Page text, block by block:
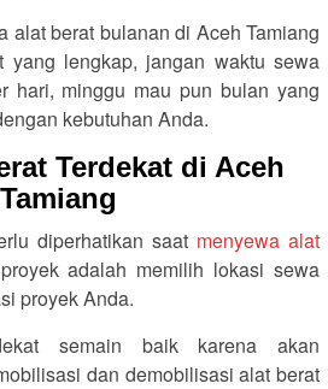
alat berat bulanan di Aceh Tamiang
yang lengkap, jangan waktu sewa
hari, minggu mau pun bulan yang
kebutuhan Anda.
Terdekat di Aceh
Tamiang
diperhatikan saat menyewa alat
adalah memilih lokasi sewa
proyek Anda.
semain baik karena akan
dan demobilisasi alat berat